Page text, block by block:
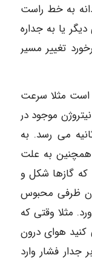
به خط راست
یا به جداره
تغییر مسیر
است مثلا سرعت
موجود در
005 متر بر ثانیه می رسد. به
به علت
که گازها شکل و
ظرفی محبوس
مثلا وقتی که
هوای درون
جدار فشار وارد